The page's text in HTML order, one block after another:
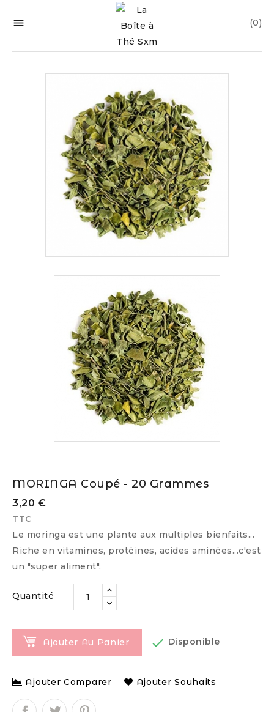
 (0)
MORINGA Coupé - 20 Grammes
3,20 €
TTC
Le moringa est une plante aux multiples bienfaits...
Riche en vitamines, protéines, acides aminées...c'est
un "super aliment".
Quantité
Ajouter Au Panier  Disponible
Ajouter Comparer Ajouter Souhaits